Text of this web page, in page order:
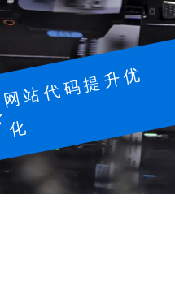
网
站
代
码
提
升
优
化